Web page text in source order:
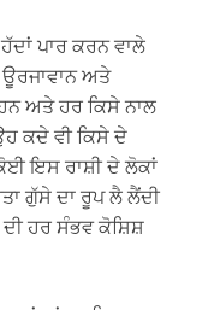
ਪਾਰ ਕਰਨ ਵਾਲੇ
ਅਤੇ
ਅਤੇ ਹਰ ਕਿਸੇ ਨਾਲ
ਕਦੇ ਵੀ ਕਿਸੇ ਦੇ
ਇਸ ਰਾਸ਼ੀ ਦੇ ਲੋਕਾਂ
ਗੁੱਸੇ ਦਾ ਰੂਪ ਲੈ ਲੈਂਦੀ
ਹਰ ਸੰਭਵ ਕੋਸ਼ਿਸ਼